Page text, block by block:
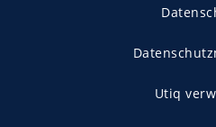
Utiq